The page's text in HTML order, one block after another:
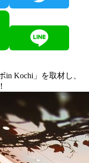
in Kochi」を取材し、